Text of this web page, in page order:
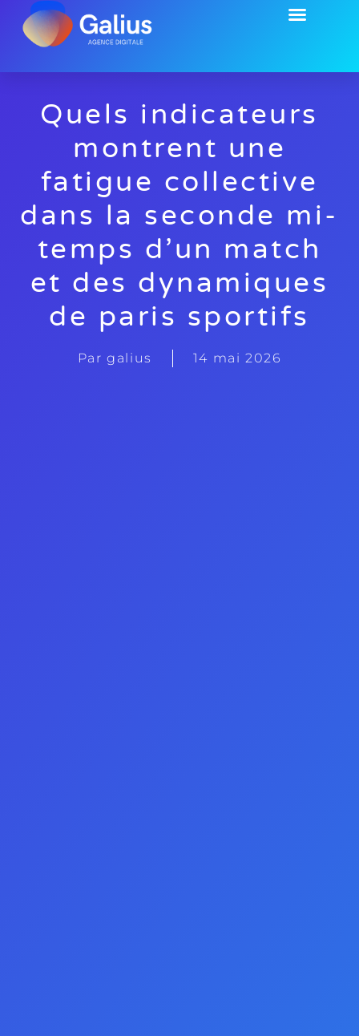
Quels indicateurs
montrent une
fatigue collective
dans la seconde mi-
temps d’un match
et des dynamiques
de paris sportifs
Par galius 14 mai 2026